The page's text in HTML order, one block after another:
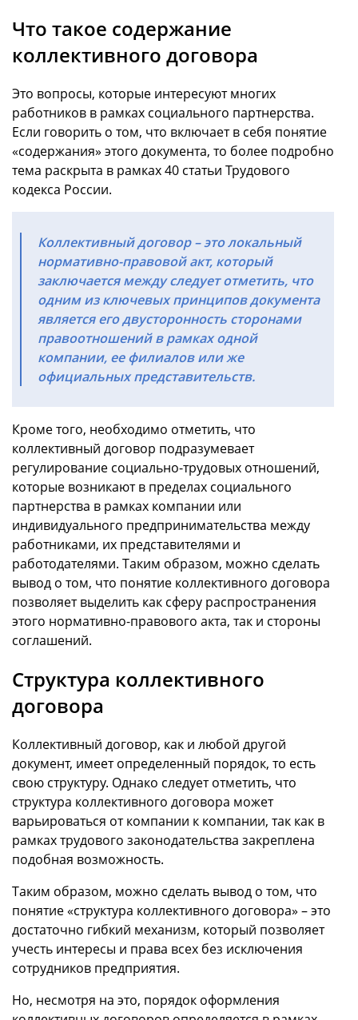
Что такое содержание
коллективного договора
Это вопросы, которые интересуют многих
работников в рамках социального партнерства.
Если говорить о том, что включает в себя понятие
«содержания» этого документа, то более подробно
тема раскрыта в рамках 40 статьи Трудового
кодекса России.
Коллективный договор – это локальный
нормативно-правовой акт, который
заключается между следует отметить, что
одним из ключевых принципов документа
является его двусторонность сторонами
правоотношений в рамках одной
компании, ее филиалов или же
официальных представительств.
Кроме того, необходимо отметить, что
коллективный договор подразумевает
регулирование социально-трудовых отношений,
которые возникают в пределах социального
партнерства в рамках компании или
индивидуального предпринимательства между
работниками, их представителями и
работодателями. Таким образом, можно сделать
вывод о том, что понятие коллективного договора
позволяет выделить как сферу распространения
этого нормативно-правового акта, так и стороны
соглашений.
Структура коллективного
договора
Коллективный договор, как и любой другой
документ, имеет определенный порядок, то есть
свою структуру. Однако следует отметить, что
структура коллективного договора может
варьироваться от компании к компании, так как в
рамках трудового законодательства закреплена
подобная возможность.
Таким образом, можно сделать вывод о том, что
понятие «структура коллективного договора» – это
достаточно гибкий механизм, который позволяет
учесть интересы и права всех без исключения
сотрудников предприятия.
Но, несмотря на это, порядок оформления